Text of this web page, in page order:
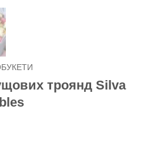
троянд Silva